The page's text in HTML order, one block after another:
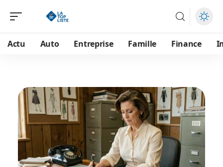
Actu Auto Entreprise Famille Finance